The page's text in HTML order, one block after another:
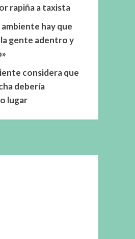
rapiña a taxista
hay que
gente adentro y
considera que
debería
lugar